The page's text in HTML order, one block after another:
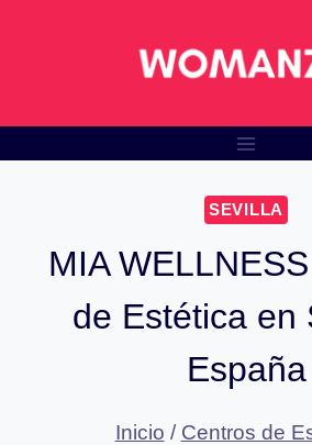
SEVILLA
MIA
de Estética en
España
Inicio / Centros de